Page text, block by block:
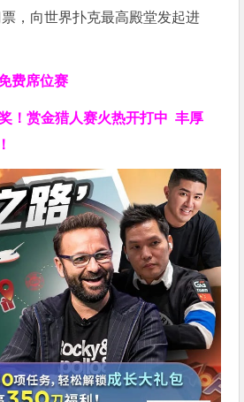
，向世界扑克最高殿堂发起进
费席位赛
！赏金猎人赛火热开打中 丰厚